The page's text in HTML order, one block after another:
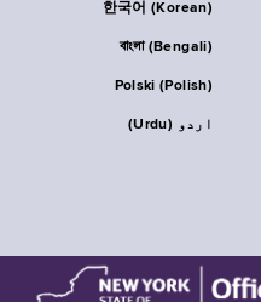
한국어 (Korean)
বাংলা (Bengali)
Polski (Polish)
اردو (Urdu)